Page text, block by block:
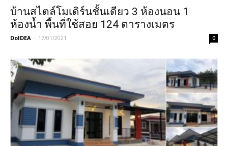
บ้านสไตล์โมเดิร์นชั้นเดียว 3 ห้องนอน 1
ห้องน้ำ พื้นที่ใช้สอย 124 ตารางเมตร
DoIDEA - 17/01/2021 0